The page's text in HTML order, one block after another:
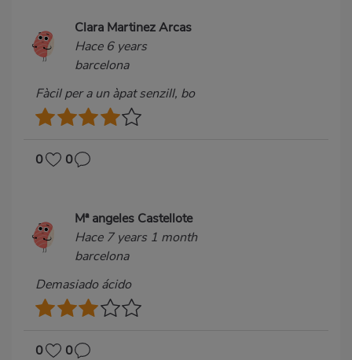
Clara Martinez Arcas
Hace 6 years
barcelona
Fàcil per a un àpat senzill, bo
0 0
Mª angeles Castellote
Hace 7 years 1 month
barcelona
Demasiado ácido
0 0